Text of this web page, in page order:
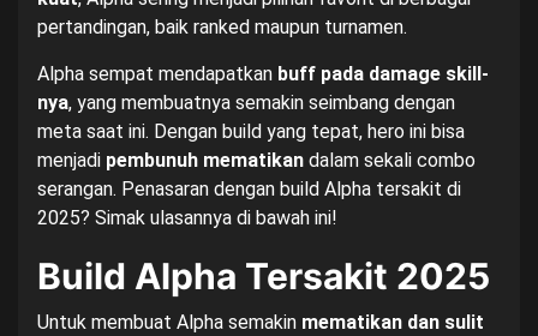
pertandingan, baik ranked maupun turnamen.
Alpha sempat mendapatkan buff pada damage skill-
nya, yang membuatnya semakin seimbang dengan
meta saat ini. Dengan build yang tepat, hero ini bisa
menjadi pembunuh mematikan dalam sekali combo
serangan. Penasaran dengan build Alpha tersakit di
2025? Simak ulasannya di bawah ini!
Build Alpha Tersakit 2025
Untuk membuat Alpha semakin mematikan dan sulit